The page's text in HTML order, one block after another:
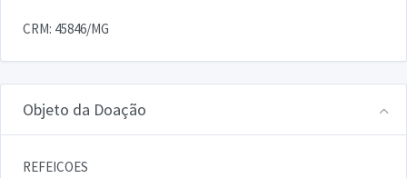
CRM: 45846/MG
Objeto da Doação
REFEICOES